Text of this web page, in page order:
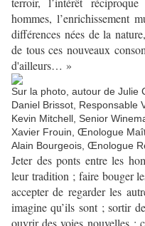
hommes, l’enrichissement
différences nées de la
de tous ces nouveaux
d'ailleurs… »
Sur la photo, autour de Julie
Daniel Brissot, Responsable
Kevin Mitchell, Senior
Xavier Frouin, Œnologue
Alain Bourgeois, Œnologue
Jeter des ponts entre les
leur tradition ; faire bouger
accepter de regarder les
imagine qu’ils sont ; sortir
ouvrir des voies nouvelles ;